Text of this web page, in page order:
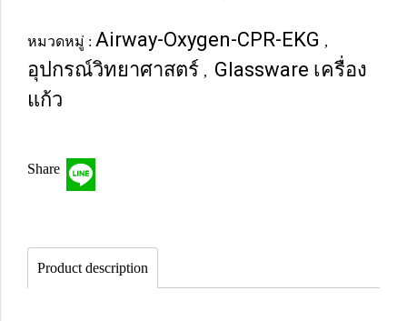
หมวดหมู่ : Airway-Oxygen-CPR-EKG ,
อุปกรณ์วิทยาศาสตร์ , Glassware เครื่อง
แก้ว
Share
Product description